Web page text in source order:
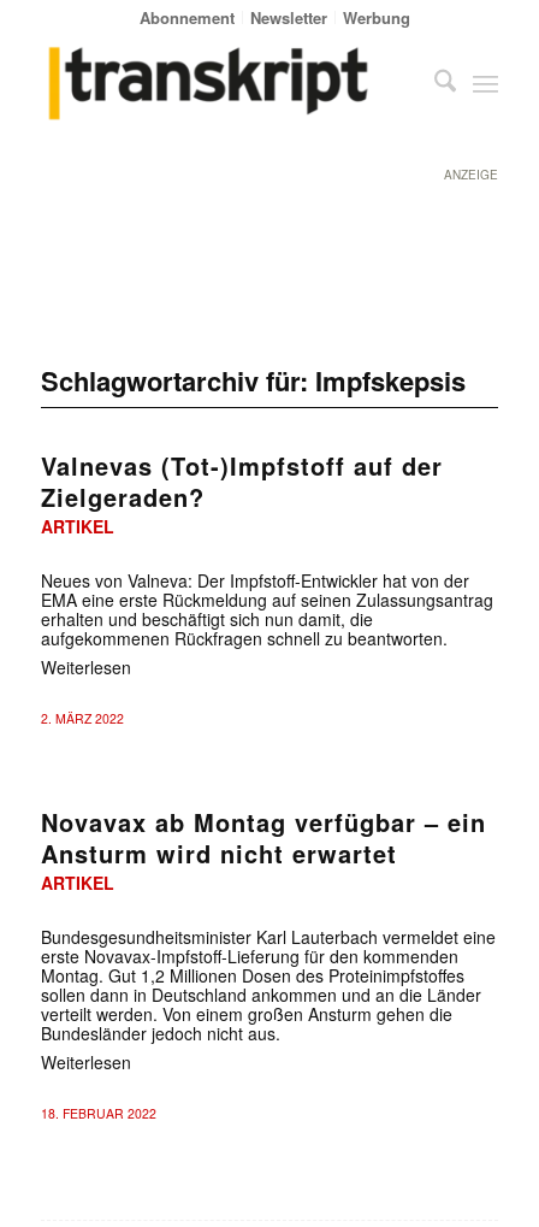
Abonnement Newsletter Werbung
ANZEIGE
Schlagwortarchiv für: Impfskepsis
Valnevas (Tot-)Impfstoff auf der
Zielgeraden?
ARTIKEL
Neues von Valneva: Der Impfstoff-Entwickler hat von der
EMA eine erste Rückmeldung auf seinen Zulassungsantrag
erhalten und beschäftigt sich nun damit, die
aufgekommenen Rückfragen schnell zu beantworten.
Weiterlesen
2. MÄRZ 2022
Novavax ab Montag verfügbar – ein
Ansturm wird nicht erwartet
ARTIKEL
Bundesgesundheitsminister Karl Lauterbach vermeldet eine
erste Novavax-Impfstoff-Lieferung für den kommenden
Montag. Gut 1,2 Millionen Dosen des Proteinimpfstoffes
sollen dann in Deutschland ankommen und an die Länder
verteilt werden. Von einem großen Ansturm gehen die
Bundesländer jedoch nicht aus.
Weiterlesen
18. FEBRUAR 2022